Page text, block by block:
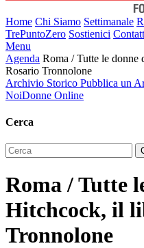
Home Chi Siamo Settimanale
TrePuntoZero Sostienici
Menu
Agenda Roma / Tutte le
Rosario Tronnolone
Archivio Storico Pubblica un
NoiDonne Online
Cerca
Roma / Tutte
Hitchcock, il
Tronnolone